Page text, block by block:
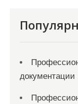
документации